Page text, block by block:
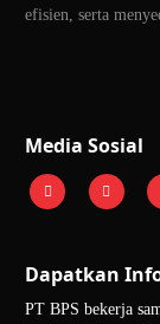
efisien, serta
Media Sosial
Dapatkan
PT BPS bekerja